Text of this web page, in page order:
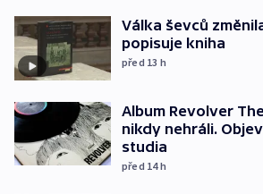
Válka ševců
popisuje kniha
před 13 h
Album Revolver
nikdy nehráli.
studia
před 14h